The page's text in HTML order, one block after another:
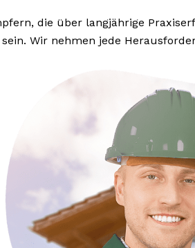
die über langjährige
Wir nehmen jede